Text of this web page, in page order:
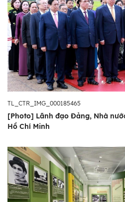
TL_CTR_IMG_000185465
[Photo] Lãnh đạo Đảng, Nhà
Hồ Chí Minh